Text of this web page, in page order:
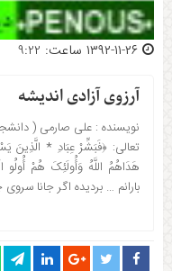
آرزوی آزادی اندیشه
نویسنده : علی صارمی (
تعالی: ﴿فَبَشِّرْ عِبَادِ * الَّذِینَ
هَدَاهُمُ اللَّهُ وَأُولَئِکَ هُمْ
بارانم … بردیده اگر جانا